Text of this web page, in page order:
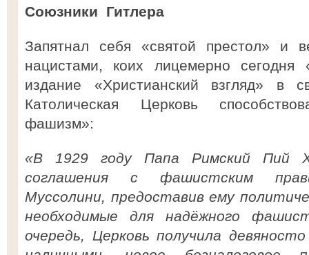
Союзники Гитлера
Запятнал себя «святой престол» и
нацистами, коих лицемерно сегодня
издание «Христианский взгляд» в
Католическая Церковь
фашизм»:
«В 1929 году Папа Римский Пий
соглашения с фашистским
Муссолини, предоставив ему
необходимые для надёжного
очередь, Церковь получила